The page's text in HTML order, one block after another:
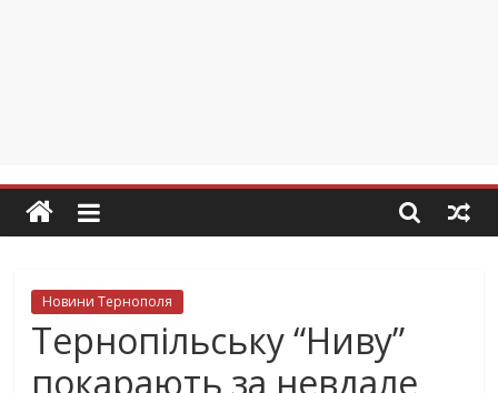
Новини Тернополя
Тернопільську “Ниву”
покарають за невдале